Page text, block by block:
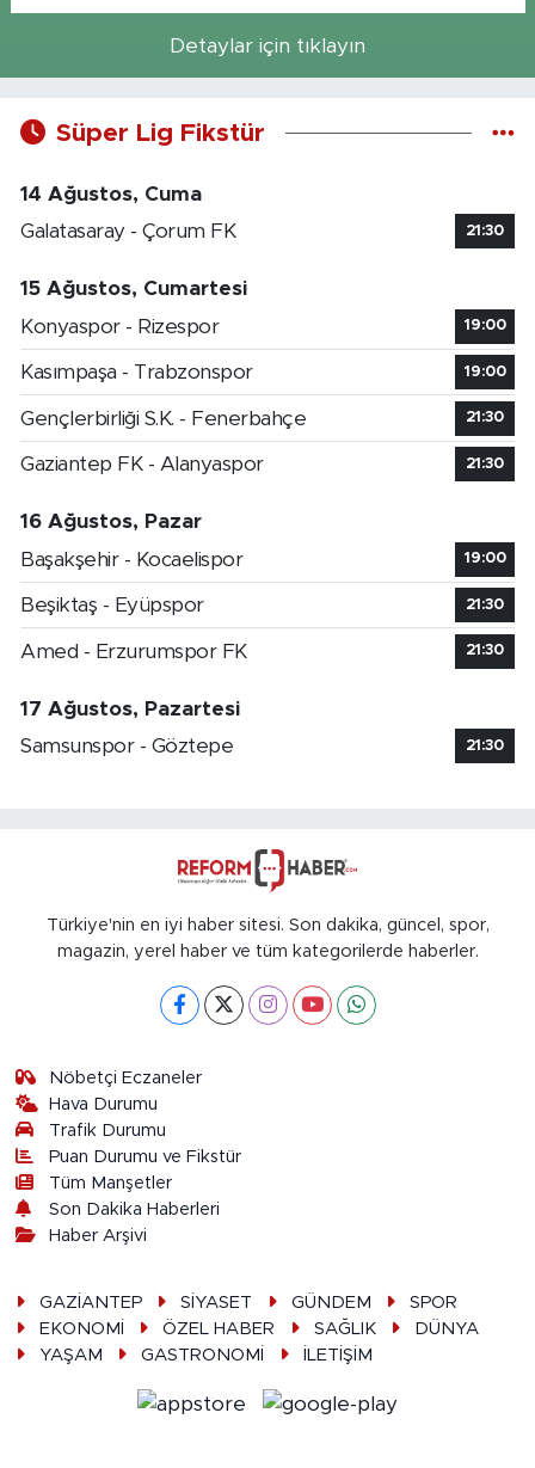
Detaylar için tıklayın
Süper Lig Fikstür
14 Ağustos, Cuma
Galatasaray - Çorum FK
21:30
15 Ağustos, Cumartesi
Konyaspor - Rizespor
19:00
Kasımpaşa - Trabzonspor 19:00
Gençlerbirliği S.K. - Fenerbahçe 21:30
Gaziantep FK - Alanyaspor 21:30
16 Ağustos, Pazar
Başakşehir - Kocaelispor
19:00
Beşiktaş - Eyüpspor 21:30
Amed - Erzurumspor FK 21:30
17 Ağustos, Pazartesi
Samsunspor - Göztepe
21:30
Türkiye'nin en iyi haber sitesi. Son dakika, güncel, spor,
magazin, yerel haber ve tüm kategorilerde haberler.
Nöbetçi Eczaneler
Hava Durumu
Trafik Durumu
Puan Durumu ve Fikstür
Tüm Manşetler
Son Dakika Haberleri
Haber Arşivi
GAZİANTEP SİYASET GÜNDEM
SPOR
EKONOMİ
ÖZEL HABER SAĞLIK
DÜNYA
YAŞAM
GASTRONOMİ İLETİŞİM